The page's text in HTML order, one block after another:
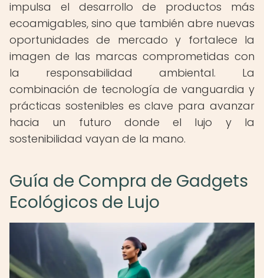
impulsa el desarrollo de productos más
ecoamigables, sino que también abre nuevas
oportunidades de mercado y fortalece la
imagen de las marcas comprometidas con
la responsabilidad ambiental. La
combinación de tecnología de vanguardia y
prácticas sostenibles es clave para avanzar
hacia un futuro donde el lujo y la
sostenibilidad vayan de la mano.
Guía de Compra de Gadgets
Ecológicos de Lujo